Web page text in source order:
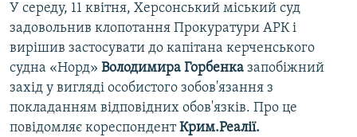
Усі сайти RFE/RL
У середу, 11 квітня, Херсонський міський суд
задовольнив клопотання Прокуратури АРК і
вирішив застосувати до капітана керченського
судна «Норд» Володимира Горбенка запобіжний
захід у вигляді особистого зобов'язання з
покладанням відповідних обов'язків. Про це
повідомляє кореспондентКрим.Реалії.